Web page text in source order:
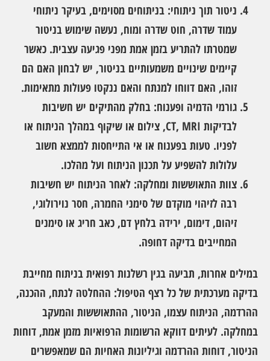
ניטור תוך ניתוחי: בניתוחים מסוימים, בעיקר ניתוחי
עמוד שדרה, חוט שדרה ומוח, נעשה שימוש בניטור
שמטרתו להתריע בזמן אמת מפני פגיעה עצבית. כאשר
קיימים שינויים משמעותיים בניטור, יש לבחון האם הם
זוהו, האם דווחו למנתח והאם ננקטו פעולות מתאימות.
גורמי הדמיה ופענוח: בחלק מהתיקים יש חשיבות
לבדיקות CT, MRI, צילום או שיקוף במהלך הניתוח או
לפניו. טעות בפענוח או אי התייחסות לממצא חשוב
עלולות להשפיע על תכנון הניתוח ועל מהלכו.
צוות התאוששות ומחלקה: לאחר הניתוח יש חשיבות
רבה לזיהוי מוקדם של סימני החמרה, חסר נוירולוגי,
זיהום, דימום, ירידה בלחץ דם, כאב חריג או סימנים
המחייבים בדיקה דחופה.
במילים אחרות, תביעה בגין רשלנות רפואית בניתוח מחייבת
בדיקה מערכתית של כל רצף הטיפול: ההחלטה לנתח, ההכנה,
ההרדמה, הניתוח עצמו, הניטור, ההתאוששות והמעקב
במחלקה. לעיתים דווקא הרשומות הרפואיות מזמן אמת, דוחות
הניטור, דוחות ההרדמה וגיליונות האחיות הם שמאפשרים